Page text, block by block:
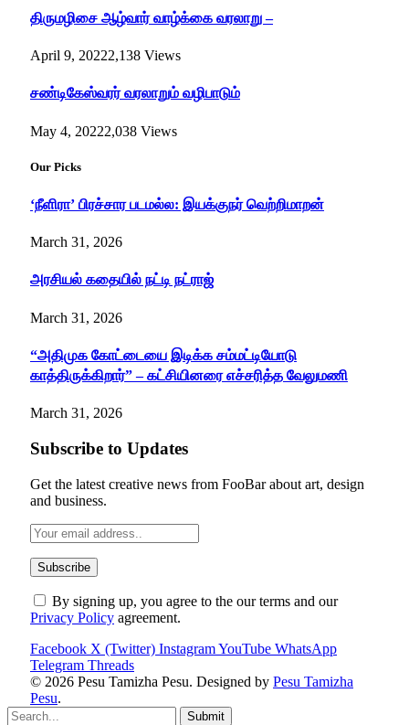
திருமழிசை ஆழ்வார் வாழ்க்கை வரலாறு –
April 9, 20222,138 Views
சண்டிகேஸ்வரர் வரலாறும் வழிபாடும்
May 4, 20222,038 Views
Our Picks
‘நீளிரா’ பிரச்சார படமல்ல: இயக்குநர் வெற்றிமாறன்
March 31, 2026
அரசியல் கதையில் நட்டி நட்ராஜ்
March 31, 2026
“அதிமுக கோட்டையை இடிக்க சம்மட்டியோடு
காத்திருக்கிறார்” – கட்சியினரை எச்சரித்த வேலுமணி
March 31, 2026
Subscribe to Updates
Get the latest creative news from FooBar about art, design
and business.
By signing up, you agree to the our terms and our
Privacy Policy agreement.
Facebook X (Twitter) InstagramYouTube WhatsApp
Telegram Threads
© 2026 Pesu Tamizha Pesu. Designed by Pesu Tamizha
Pesu.
Submit